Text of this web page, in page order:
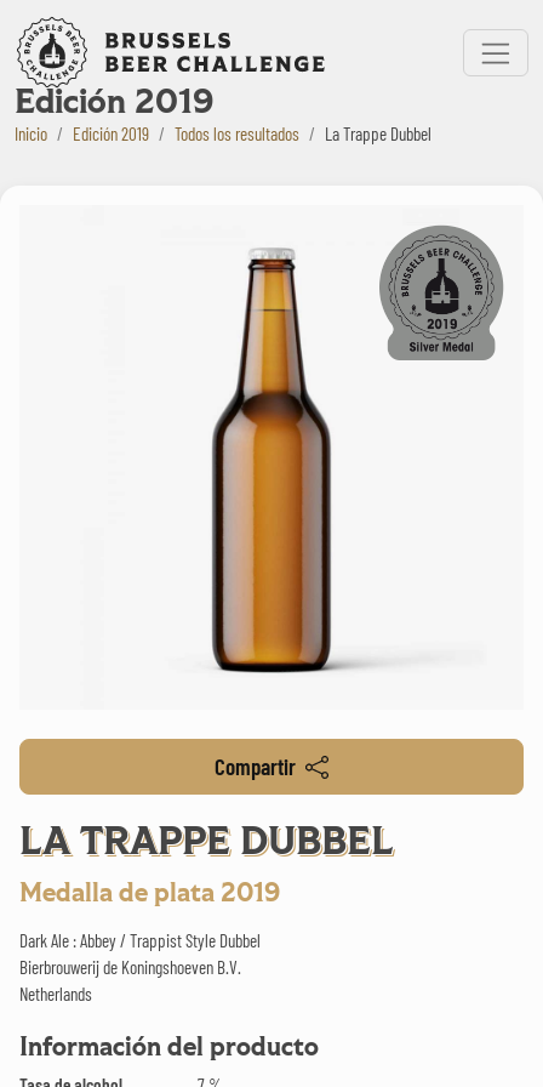
Bruxelles Beer Challenge
Menu
Edición 2019
Inicio Edición 2019 Todos los resultados La Trappe Dubbel
Compartir
LA TRAPPE DUBBEL
Medalla de plata 2019
Dark Ale : Abbey / Trappist Style Dubbel
Bierbrouwerij de Koningshoeven B.V.
Netherlands
Información del producto